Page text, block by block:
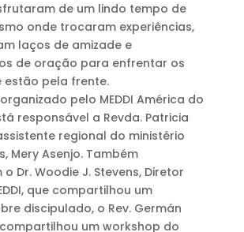
de um lindo tempo de
onde trocaram experiências,
laços de amizade e
de oração para enfrentar os
estão pela frente.
pelo MEDDI América do
responsável a Revda. Patricia
regional do ministério
Mery Asenjo. Também
Dr. Woodie J. Stevens, Diretor
que compartilhou um
discipulado, o Rev. Germán
um workshop do